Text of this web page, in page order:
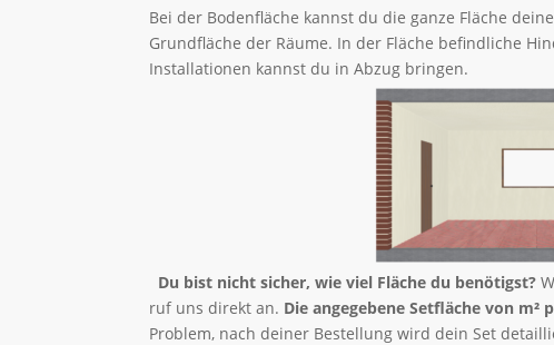
Bei der Bodenfläche kannst du die ganze Fläche
Grundfläche der Räume. In der Fläche befindliche
Installationen kannst du in Abzug bringen.
Du bist nicht sicher, wie viel Fläche du benötigst?
ruf uns direkt an. Die angegebene Setfläche von
Problem, nach deiner Bestellung wird dein Set